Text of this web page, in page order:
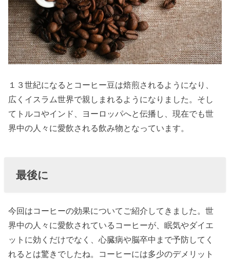
１３世紀になるとコーヒー豆は焙煎されるようになり、
広くイスラム世界で親しまれるようになりました。そし
てトルコやインド、ヨーロッパへと伝播し、現在でも世
界中の人々に愛飲される飲み物となっています。
最後に
今回はコーヒーの効果についてご紹介してきました。世
界中の人々に愛飲されているコーヒーが、眠気やダイエ
ットに効くだけでなく、心臓病や脳卒中まで予防してく
れるとは驚きでしたね。コーヒーには多少のデメリット